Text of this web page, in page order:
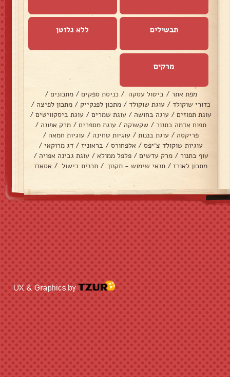
תבשילים ללא גלוטן
מרקים
מפת אתר / ביטול עסקה / כניסת ספקים / מתכונים /
כדורי שוקולד / עוגת שוקולד / מתכון לפנקייק / מתכון לפיצה /
עוגת תפוזים / עוגה בחושה / עוגת שמרים / עוגת ביסקוויטים /
תפוח אדמה בתנור / שקשוקה / עוגת מספרים / מרק אפונה /
פריקסה / עוגת בננות / עוגיות טחינה / עוגיות חמאה /
עוגיות שוקולד צ׳יפס / אלפחורס / בראוניז / דג מרוקאי /
עוף בתנור / מרק עדשים / פלפל ממולא / עוגת גבינה אפויה /
מתכון לאורז / תנאי שימוש - תקנון / תכנית בישול / אסאדו